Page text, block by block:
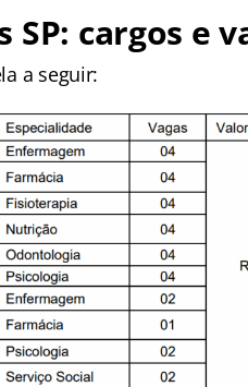
SP: cargos e
a seguir: